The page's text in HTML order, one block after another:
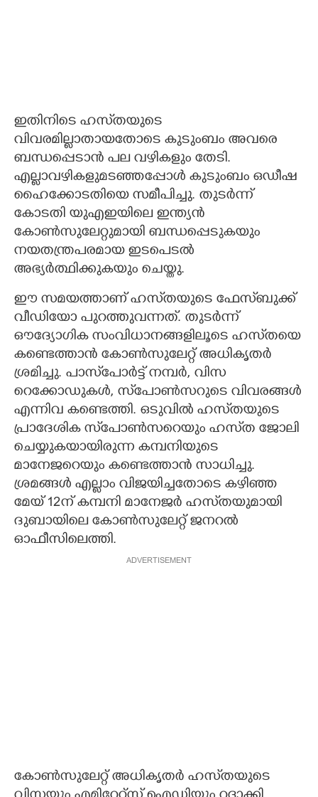
ഇതിനിടെ ഹസ്‌തയുടെ
വിവരമില്ലാതായതോടെ കുടുംബം അവരെ
ബന്ധപ്പെടാൻ പല വഴികളും തേടി.
എല്ലാവഴികളുമടഞ്ഞപ്പോൾ കുടുംബം ഒഡീഷ
ഹൈക്കോടതിയെ സമീപിച്ചു. തുടർന്ന്
കോടതി യുഎഇയിലെ ഇന്ത്യൻ
കോൺസുലേറ്റുമായി ബന്ധപ്പെടുകയും
നയതന്ത്രപരമായ ഇടപെടൽ
അഭ്യർത്ഥിക്കുകയും ചെയ്തു.
ഈ സമയത്താണ് ഹസ്‌തയുടെ ഫേസ്‌ബുക്ക്
വീഡിയോ പുറത്തുവന്നത്. തുടർന്ന്
ഔദ്യോഗിക സംവിധാനങ്ങളിലൂടെ ഹസ്‌തയെ
കണ്ടെത്താൻ കോൺസുലേറ്റ് അധികൃതർ
ശ്രമിച്ചു. പാസ്‌പോർട്ട് നമ്പർ, വിസ
റെക്കോഡുകൾ, സ്‌പോൺസറുടെ വിവരങ്ങൾ
എന്നിവ കണ്ടെത്തി. ഒടുവിൽ ഹസ്‌തയുടെ
പ്രാദേശിക സ്‌പോൺസറെയും ഹസ്‌ത ജോലി
ചെയ്യുകയായിരുന്ന കമ്പനിയുടെ
മാനേജറെയും കണ്ടെത്താൻ സാധിച്ചു.
ശ്രമങ്ങൾ എല്ലാം വിജയിച്ചതോടെ കഴിഞ്ഞ
മേയ് 12ന് കമ്പനി മാനേജർ ഹസ്‌തയുമായി
ദുബായിലെ കോൺസുലേറ്റ് ജനറൽ
ഓഫീസിലെത്തി.
ADVERTISEMENT
കോൺസുലേറ്റ് അധികൃതർ ഹസ്‌തയുടെ